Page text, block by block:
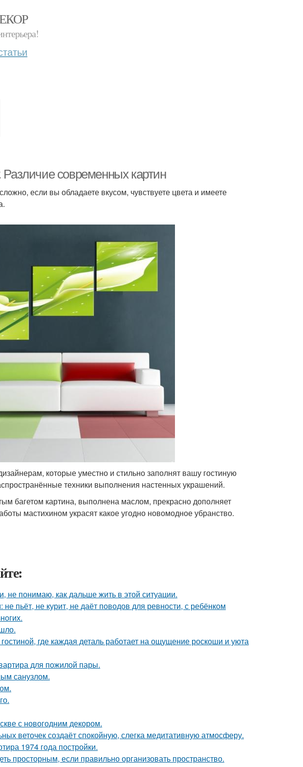
современных картин
если вы обладаете вкусом, чувствуете цвета и имеете
которые уместно и стильно заполнят вашу гостиную
техники выполнения настенных украшений.
багетом картина, выполнена маслом, прекрасно дополняет
мастихином украсят какое угодно новомодное убранство.
не понимаю, как дальше жить в этой ситуации.
пьёт, не курит, не даёт поводов для ревности, с ребёнком
где каждая деталь работает на ощущение роскоши и уюта
для пожилой пары.
санузлом.
с новогодним декором.
веточек создаёт спокойную, слегка медитативную атмосферу.
1974 года постройки.
просторным, если правильно организовать пространство.